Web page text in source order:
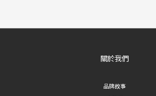
關於我們
品牌故事